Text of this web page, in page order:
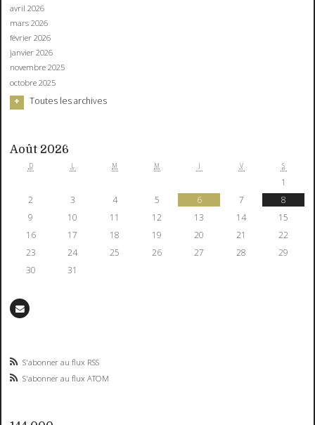
avril 2026
mars 2026
février 2026
janvier 2026
novembre 2025
octobre 2025
Toutes les archives
Août 2026
D L M M J V S
1
2
3 4 5 6 7
8
9
10 11 12 13 14
15
16
17 18 19 20 21
22
23
24 25 26 27 28
29
30
31
S'abonner au flux RSS
S'abonner au flux ATOM